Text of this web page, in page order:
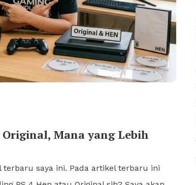
Original, Mana yang Lebih
saya ini. Pada artikel terbaru ini